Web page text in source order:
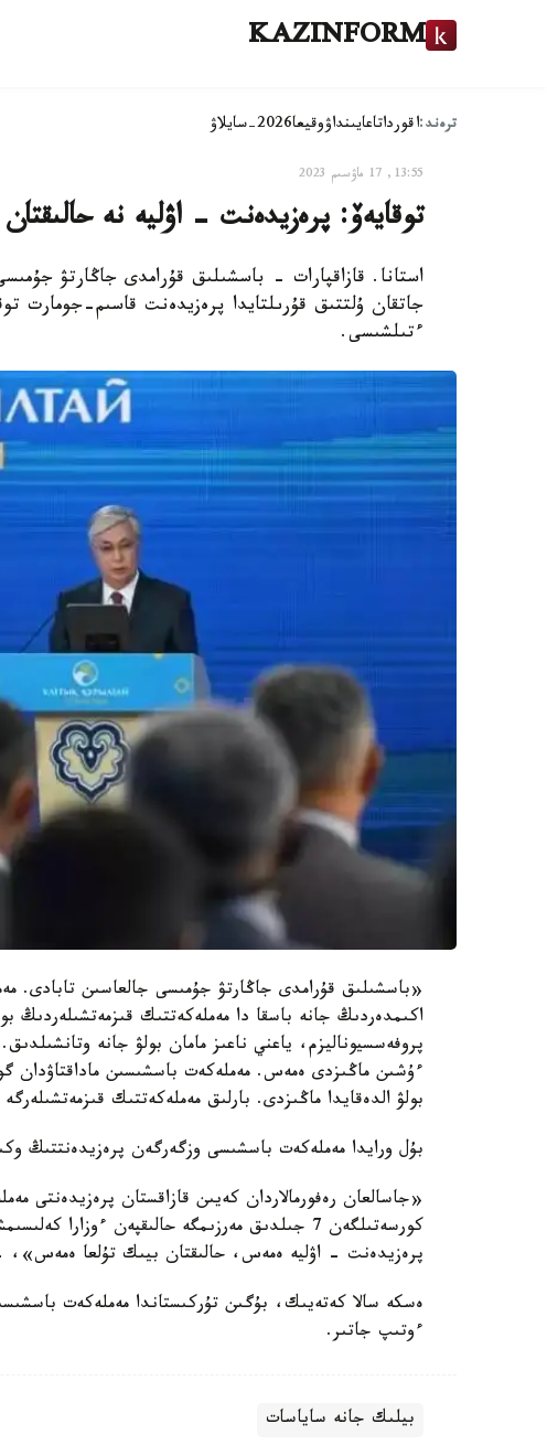
KAZINFORM
ترەند:اقورداتاعايىنداۋوقيعا2026-سايلاۋ
13:55, 17 ماۋسىم 2023
توقايەۆ: پرەزيدەنت - اۋليە نە
استانا. قازاقپارات - باسشىلىق قۇرامدى جاڭارتۋ
جاتقان ۇلتتىق قۇرىلتايدا پرەزيدەنت قاسىم-جومارت
ءتىلشىسى.
«باسشىلىق قۇرامدى جاڭارتۋ جۇمىسى جالعاسىن تابادى.
اكىمدەردىڭ جانە باسقا دا مەملەكەتتىك
پروفەسسيوناليزم، ياعني ناعىز مامان بولۋ جانە
ءۇشىن ماڭىزدى ەمەس. مەملەكەت باسشىسىن ماداقتاۋدان
بولۋ الدەقايدا ماڭىزدى. بارلىق مەملەكەتتىك
بۇل ورايدا مەملەكەت باسشىسى وزگەرگەن پرەزيدەنتتىڭ
«جاسالعان رەفورمالاردان كەيىن قازاقستان پرەزيدەنتى
كورسەتىلگەن 7 جىلدىق مەرزىمگە حالىقپەن
پرەزيدەنت - اۋليە ەمەس، حالىقتان بيىك تۇلعا
ەسكە سالا كەتەيىك، بۇگىن تۇركىستاندا مەملەكەت
ءوتىپ جاتىر.
بيلىك جانە ساياسات